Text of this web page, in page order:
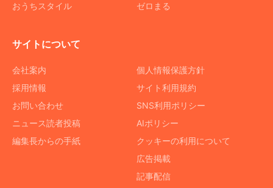
おうちスタイル
ゼロまる
サイトについて
会社案内
採用情報
お問い合わせ
ニュース読者投稿
編集長からの手紙
個人情報保護方針
サイト利用規約
SNS利用ポリシー
AIポリシー
クッキーの利用について
広告掲載
記事配信